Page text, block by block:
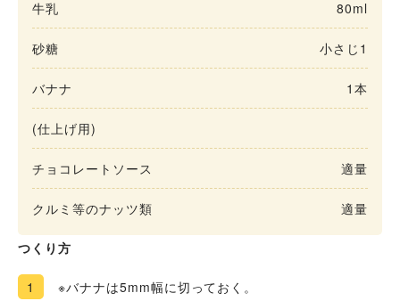
牛乳 80ml
砂糖 小さじ1
バナナ 1本
(仕上げ用)
チョコレートソース 適量
クルミ等のナッツ類 適量
つくり方
1
※バナナは5mm幅に切っておく。